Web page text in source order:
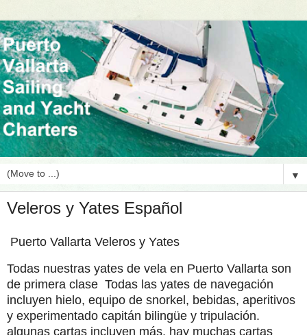
▼
Veleros y Yates Español
Puerto Vallarta Veleros y Yates
Todas nuestras yates de vela en Puerto Vallarta son
de primera clase Todas las yates de navegación
incluyen hielo, equipo de snorkel, bebidas, aperitivos
y experimentado capitán bilingüe y tripulación.
algunas cartas incluyen más, hay muchas cartas